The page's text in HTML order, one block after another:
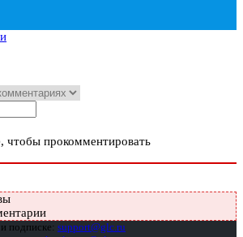
чтобы прокомментировать
подписке: support@glc.ru